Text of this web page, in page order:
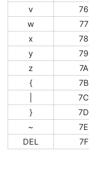
v
76
w
77
x
78
y
79
z
7A
{
7B
7C
}
7D
~
7E
DEL
7F